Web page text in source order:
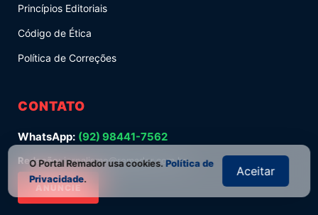
Princípios Editoriais
Código de Ética
Política de Correções
CONTATO
WhatsApp: (92) 98441-7562
Redação: jornalismo@remador.com.br
ANUNCIE
O Portal Remador usa cookies.Política de
Privacidade.
Aceitar